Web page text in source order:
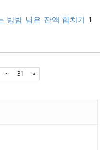
방법 남은 잔액 합치기 1
··· 31 »